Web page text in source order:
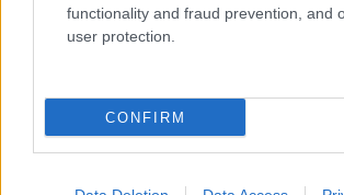
functionality and fraud prevention, and
user protection.
CONFIRM
ΟΛΕΣ ΟΙ ΕΙΔΗΣΕΙΣ
κόστος διακοπών κατά
10% σε σχέση με πέρυσι -
κυμαίνονται οι τιμές στα
Ελεύθερη η 27χρονη μητέρα